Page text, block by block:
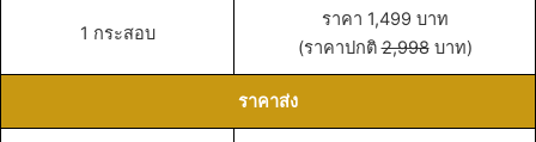
1 กระสอบ
ราคา 1,499 บาท
(ราคาปกติ2,998บาท)
ราคาส่ง